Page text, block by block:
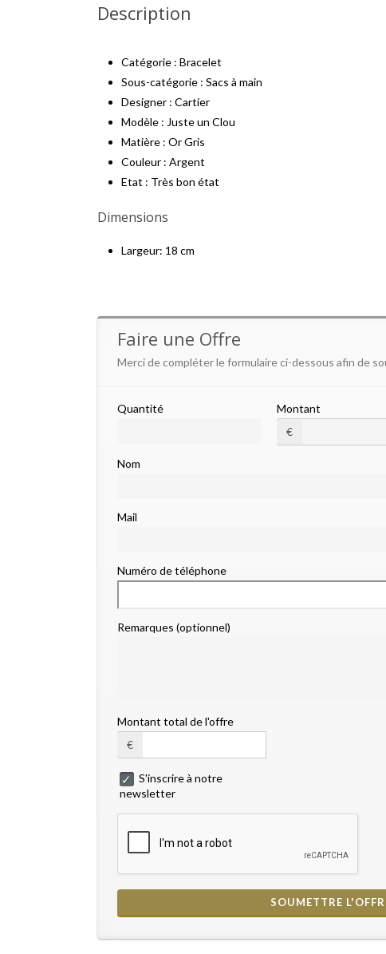
Description
Catégorie : Bracelet
Sous-catégorie : Sacs à main
Designer : Cartier
Modèle : Juste un Clou
Matière : Or Gris
Couleur : Argent
Etat : Très bon état
Dimensions
Largeur: 18 cm
Faire une Offre
Merci de compléter le formulaire ci-dessous afin de
Quantité
Montant
€
Nom
Mail
Numéro de téléphone
Remarques (optionnel)
Montant total de l'offre
€
S'inscrire à notre
newsletter